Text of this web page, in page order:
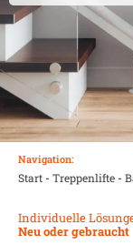
Navigation:
Start- Treppenlifte-
Individuelle
Neu oder gebraucht